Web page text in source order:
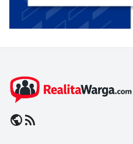
publicrss_feed